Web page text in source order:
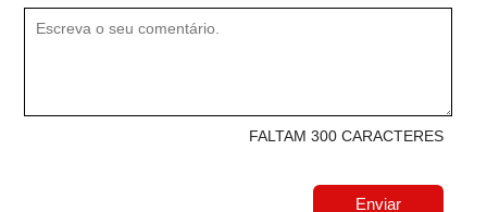
FALTAM 300 CARACTERES